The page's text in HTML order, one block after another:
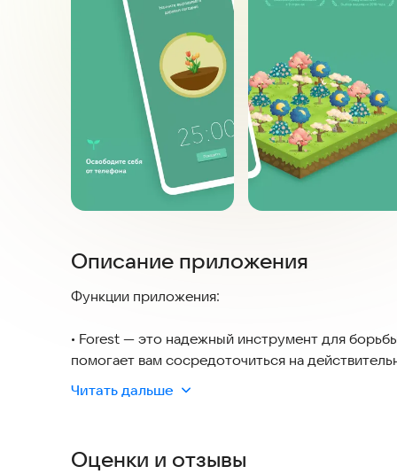
Описание приложения
Функции приложения:
• Forest — это надежный инструмент для
помогает вам сосредоточиться на
• Система отслеживает ваше время работы и
промежуток, превращая продуктивность в
Читать дальше
Оценки и отзывы